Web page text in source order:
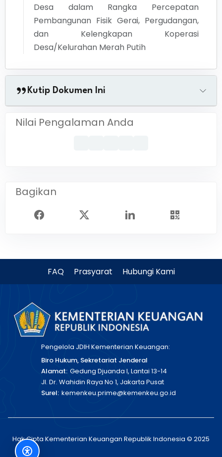
Desa dalam Rangka Percepatan
Pembangunan Fisik Gerai, Pergudangan,
dan Kelengkapan Koperasi
Desa/Kelurahan Merah Putih
Kutip Dokumen Ini
Nilai Pengalaman Anda
Bagikan
FAQ Prasyarat Hubungi Kami
Pengelola JDIH Kementerian Keuangan:
Biro Hukum, Sekretariat Jenderal
Alamat: Gedung Djuanda I, Lantai 13-14
Jl. Dr. Wahidin Raya No 1, Jakarta Pusat
Surel: kemenkeu.prime@kemenkeu.go.id
Hak Cipta Kementerian Keuangan Republik Indonesia © 2025